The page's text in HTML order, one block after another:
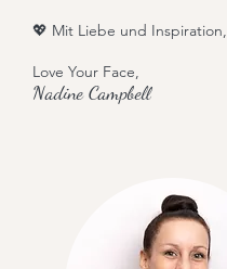
💖 Mit Liebe und Inspiration,
Love Your Face,
Nadine Campbell